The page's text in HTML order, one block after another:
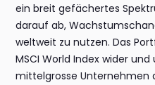
ein breit gefächertes
darauf ab,
weltweit zu nutzen. Das
MSCI World Index wider
mittelgrosse Unternehmen